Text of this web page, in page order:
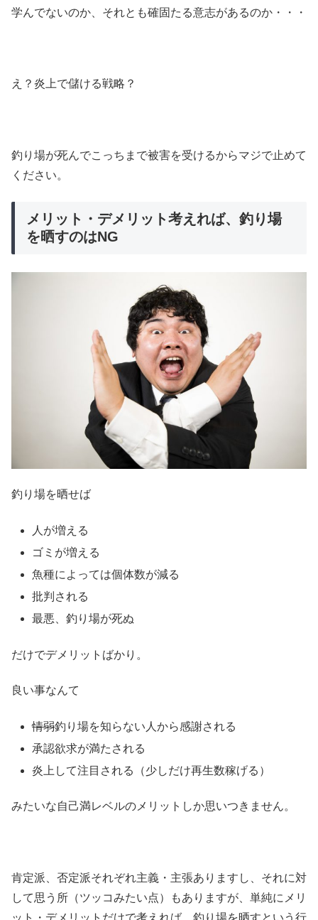
学んでないのか、それとも確固たる意志があるのか・・・
え？炎上で儲ける戦略？
釣り場が死んでこっちまで被害を受けるからマジで止めて
ください。
メリット・デメリット考えれば、釣り場
を晒すのはNG
釣り場を晒せば
人が増える
ゴミが増える
魚種によっては個体数が減る
批判される
最悪、釣り場が死ぬ
だけでデメリットばかり。
良い事なんて
情弱釣り場を知らない人から感謝される
承認欲求が満たされる
炎上して注目される（少しだけ再生数稼げる）
みたいな自己満レベルのメリットしか思いつきません。
肯定派、否定派それぞれ主義・主張ありますし、それに対
して思う所（ツッコみたい点）もありますが、単純にメリ
ット・デメリットだけで考えれば、釣り場を晒すという行